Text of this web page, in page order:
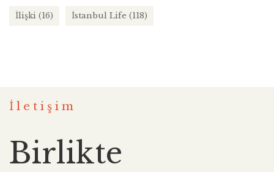
İlişki (16) İstanbul Life (118)
İletişim
Birlikte